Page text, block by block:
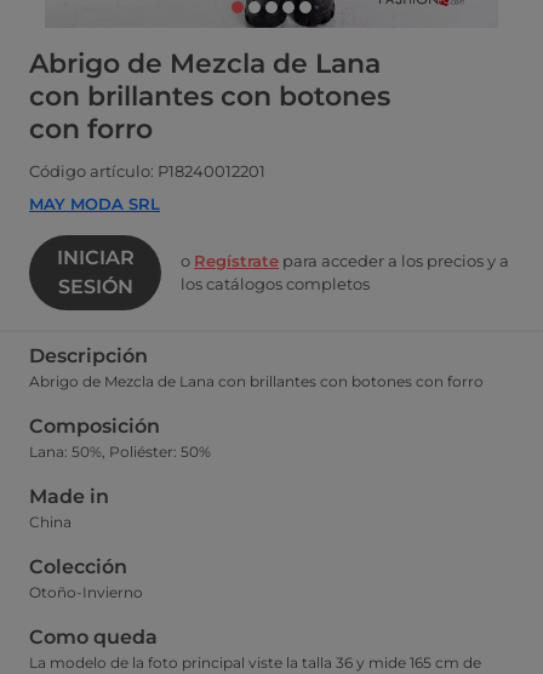
Abrigo de Mezcla de Lana
con brillantes con botones
con forro
Código artículo: P18240012201
MAY MODA SRL
INICIAR
SESIÓN
o Regístrate para acceder a los precios y a
los catálogos completos
Descripción
Abrigo de Mezcla de Lana con brillantes con botones con forro
Composición
Lana: 50%, Poliéster: 50%
Made in
China
Colección
Otoño-Invierno
Como queda
La modelo de la foto principal viste la talla 36 y mide 165 cm de